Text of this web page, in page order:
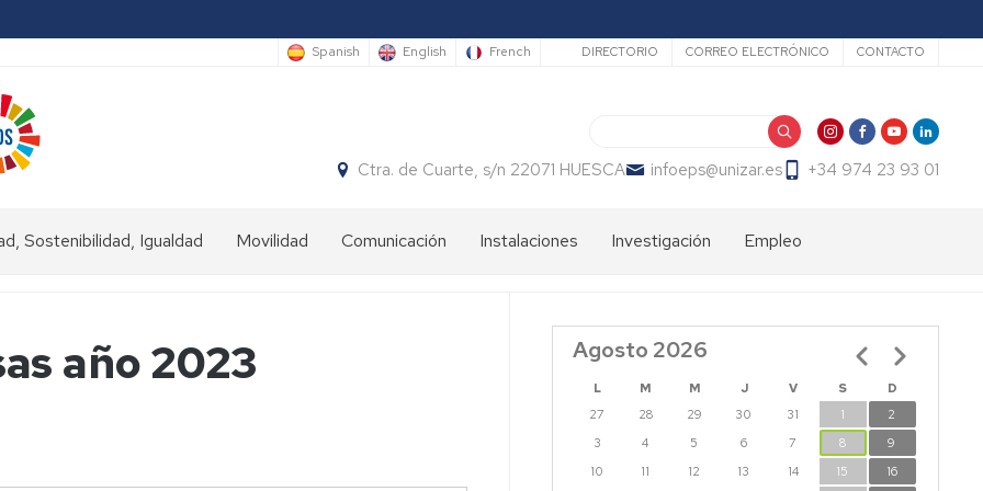
Spanish English French Secundario
DIRECTORIO CORREO ELECTRÓNICO CONTACTO
Ctra. de Cuarte, s/n 22071 HUESCA infoeps@unizar.es +34 974 23 93 01
Sostenibilidad, Igualdad Movilidad
Estudiantes
OUT
Comunicación Instalaciones Investigación
investigación
PDI
Grupos
Investigación
Empleo
trabajo
año 2023 Agosto 2026
L M M J V S
D
27
28 29 30 31 1
2
3
4 5 6 7 8
9
10
11 12 13 14 15
16
Paginación